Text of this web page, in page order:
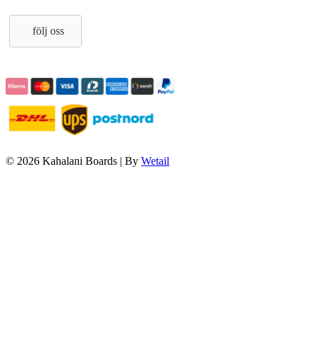
följ oss
© 2026 Kahalani Boards | By Wetail